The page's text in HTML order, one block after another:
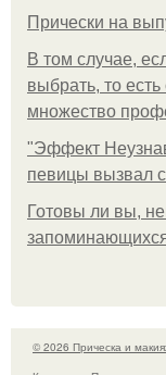
Прически на
В том случае,
выбрать, то
множество
"Эффект
певицы вызвал
Готовы ли вы,
© 2026 Прическа и